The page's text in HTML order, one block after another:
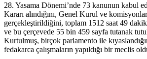
28. Yasama Dönemi’nde 73 kanunun kabul
Kararı alındığını, Genel Kurul ve
gerçekleştirildiğini, toplam 1512 saat 49 dakika
ve bu çerçevede 55 bin 459 sayfa tutanak
Kurtulmuş, birçok parlamento ile
fedakarca çalışmaların yapıldığı bir meclis